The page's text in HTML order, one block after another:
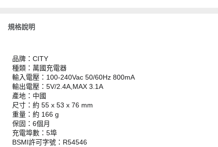
規格說明
品牌：CITY
種類：萬國充電器
輸入電壓：100-240Vac 50/60Hz 800mA
輸出電壓：5V/2.4A,MAX 3.1A
產地：中國
尺寸：約 55 x 53 x 76 mm
重量：約 166 g
保固：6個月
充電埠數：5埠
BSMI許可字號：R54546